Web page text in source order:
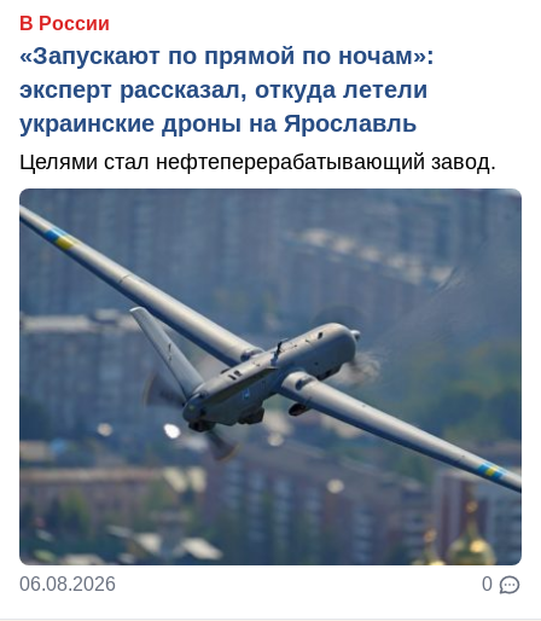
В России
«Запускают по прямой по ночам»:
эксперт рассказал, откуда летели
украинские дроны на Ярославль
Целями стал нефтеперерабатывающий завод.
06.08.2026 0